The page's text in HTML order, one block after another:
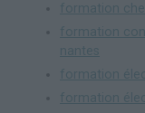
formation
formation
nantes
formation
formation